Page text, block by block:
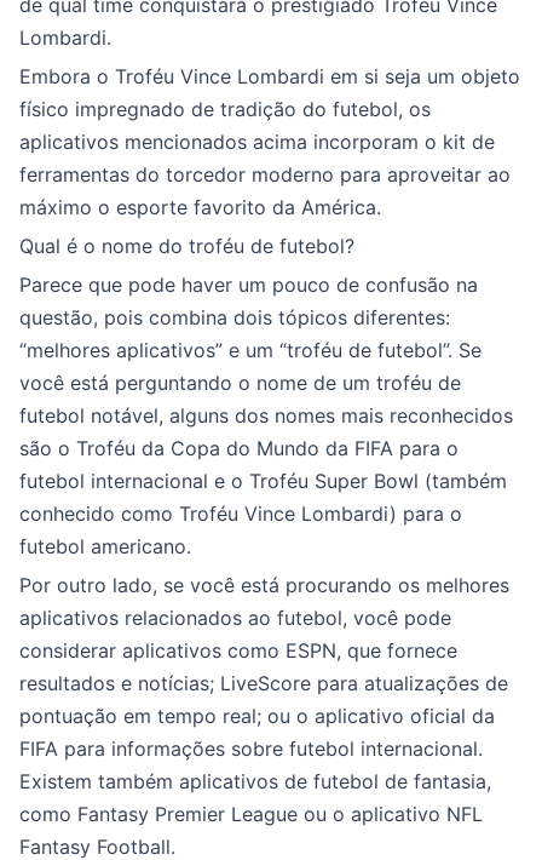
de qual time conquistará o prestigiado Troféu Vince
Lombardi.
Embora o Troféu Vince Lombardi em si seja um objeto
físico impregnado de tradição do futebol, os
aplicativos mencionados acima incorporam o kit de
ferramentas do torcedor moderno para aproveitar ao
máximo o esporte favorito da América.
Qual é o nome do troféu de futebol?
Parece que pode haver um pouco de confusão na
questão, pois combina dois tópicos diferentes:
“melhores aplicativos” e um “troféu de futebol”. Se
você está perguntando o nome de um troféu de
futebol notável, alguns dos nomes mais reconhecidos
são o Troféu da Copa do Mundo da FIFA para o
futebol internacional e o Troféu Super Bowl (também
conhecido como Troféu Vince Lombardi) para o
futebol americano.
Por outro lado, se você está procurando os melhores
aplicativos relacionados ao futebol, você pode
considerar aplicativos como ESPN, que fornece
resultados e notícias; LiveScore para atualizações de
pontuação em tempo real; ou o aplicativo oficial da
FIFA para informações sobre futebol internacional.
Existem também aplicativos de futebol de fantasia,
como Fantasy Premier League ou o aplicativo NFL
Fantasy Football.